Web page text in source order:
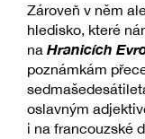
Zároveň v něm
hledisko, které
na Hranicích
poznámkám
oslavným
i na francouzské